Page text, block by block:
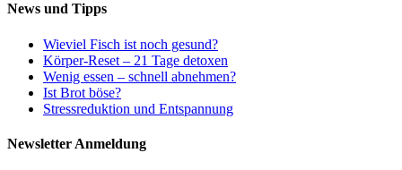
News und Tipps
Wieviel Fisch ist noch gesund?
Körper-Reset – 21 Tage detoxen
Wenig essen – schnell abnehmen?
Ist Brot böse?
Stressreduktion und Entspannung
Newsletter Anmeldung